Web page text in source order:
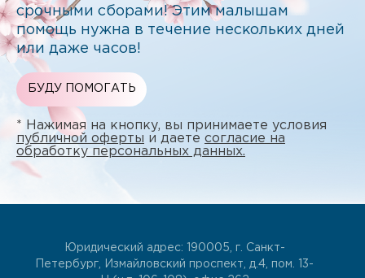
срочными сборами! Этим малышам
помощь нужна в течение нескольких дней
или даже часов!
БУДУ ПОМОГАТЬ
* Нажимая на кнопку, вы принимаете условия
публичной оферты и даете согласие на
обработку персональных данных.
Юридический адрес: 190005, г. Санкт-
Петербург, Измайловский проспект, д.4, пом. 13-